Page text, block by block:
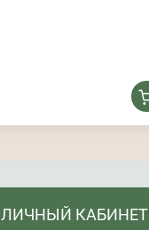
ЛИЧНЫЙ КАБИНЕТ